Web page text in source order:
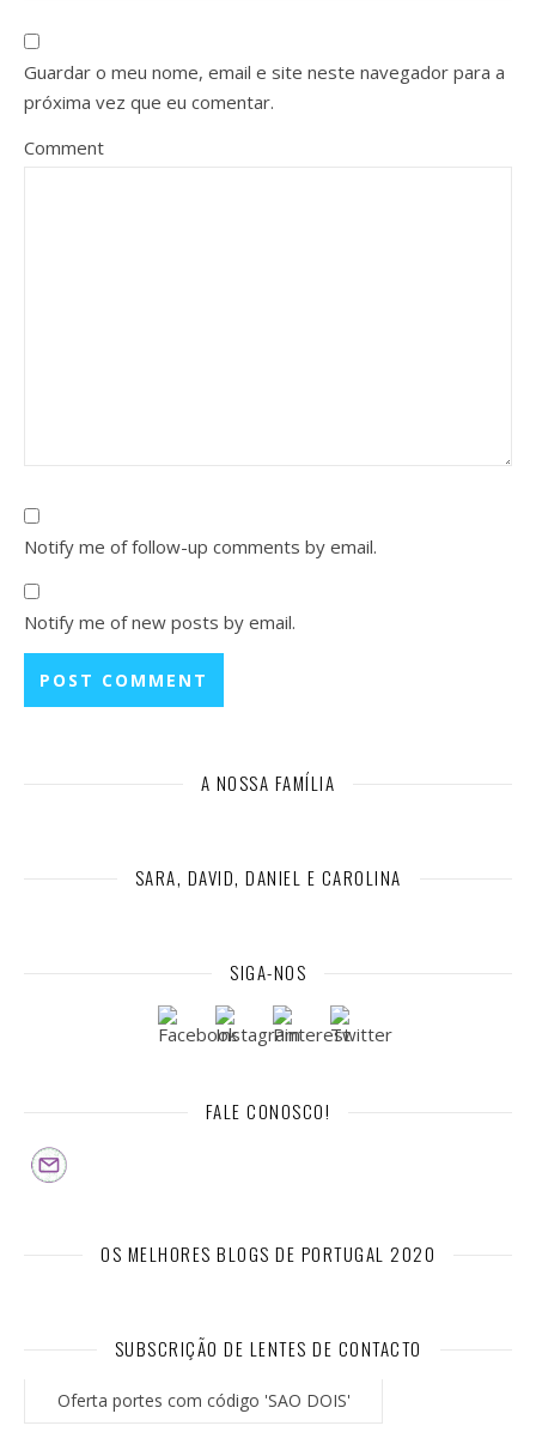
Guardar o meu nome, email e site neste navegador para a
próxima vez que eu comentar.
Comment
Notify me of follow-up comments by email.
Notify me of new posts by email.
A NOSSA FAMÍLIA
SARA, DAVID, DANIEL E CAROLINA
SIGA-NOS
FALE CONOSCO!
OS MELHORES BLOGS DE PORTUGAL 2020
SUBSCRIÇÃO DE LENTES DE CONTACTO
Oferta portes com código 'SAO DOIS'